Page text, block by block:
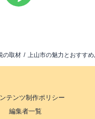
の取材 上山市の魅力とおすす
テンツ制作ポリシー
編集者一覧